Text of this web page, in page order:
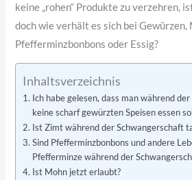
keine „rohen“ Produkte zu verzehren,
doch wie verhält es sich bei Gewürzen,
Pfefferminzbonbons oder Essig?
Inhaltsverzeichnis
Ich habe gelesen, dass man während
keine scharf gewürzten Speisen essen
Ist Zimt während der Schwangerschaft
Sind Pfefferminzbonbons und andere
Pfefferminze während der
Ist Mohn jetzt erlaubt?